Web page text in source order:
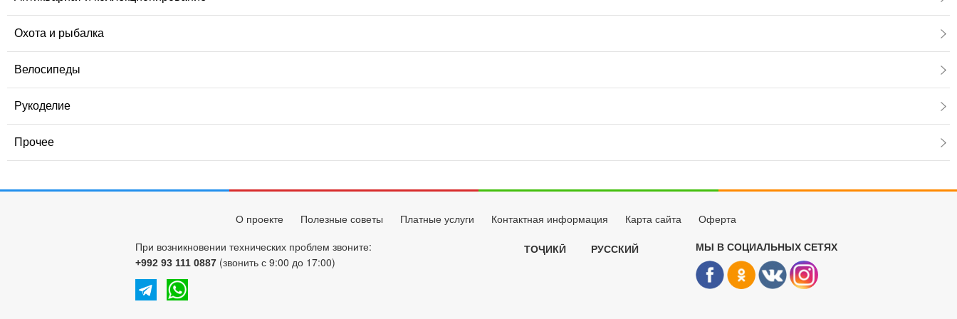
Охота и рыбалка
Велосипеды
Рукоделие
Прочее
О проекте Полезные советы Платные услуги Контактная информация Карта сайта Оферта
При возникновении технических проблем звоните:
+992 93 111 0887 (звонить с 9:00 до 17:00)
ТОҶИКӢ РУССКИЙ МЫ В СОЦИАЛЬНЫХ СЕТЯХ